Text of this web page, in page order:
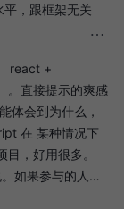
，跟框架无关
react +
。直接提示的爽感
体会到为什么，
在 某种情况下
，好用很多。
如果参与的人不
话，后面参与的